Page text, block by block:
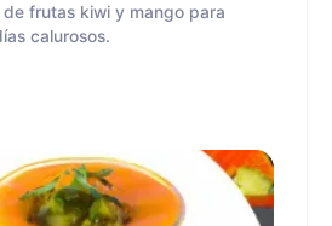
frutas kiwi y mango para
calurosos.